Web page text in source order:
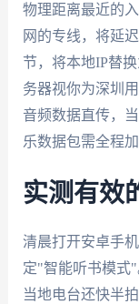
物理距离最近的
网的专线，将延
节，将本地IP替
务器视你为深圳
音频数据直传，
乐数据包需全程
实测有效
清晨打开安卓手
定"智能听书模式
当地电台还快半